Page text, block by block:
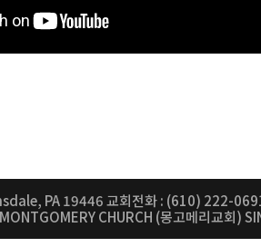
PA 19446 교회전화 : (610) 222-
CHURCH (몽고메리교회)